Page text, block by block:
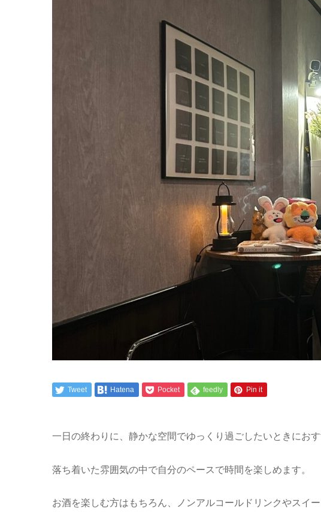
Tweet Hatena Pocket feedly Pin it
一日の終わりに、静かな空間でゆっくり過ごしたいときにお
落ち着いた雰囲気の中で自分のペースで時間を楽しめます。
お酒を楽しむ方はもちろん、ノンアルコールドリンクやスイ